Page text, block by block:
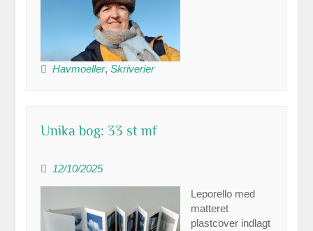
Havmoeller,Skriverier
Unika bog: 33 st mf
12/10/2025
Leporello med
matteret
plastcover indlagt